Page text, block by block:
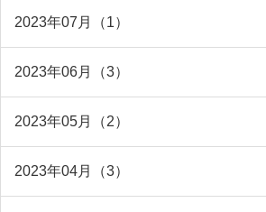
2023年07月（1）
2023年06月（3）
2023年05月（2）
2023年04月（3）